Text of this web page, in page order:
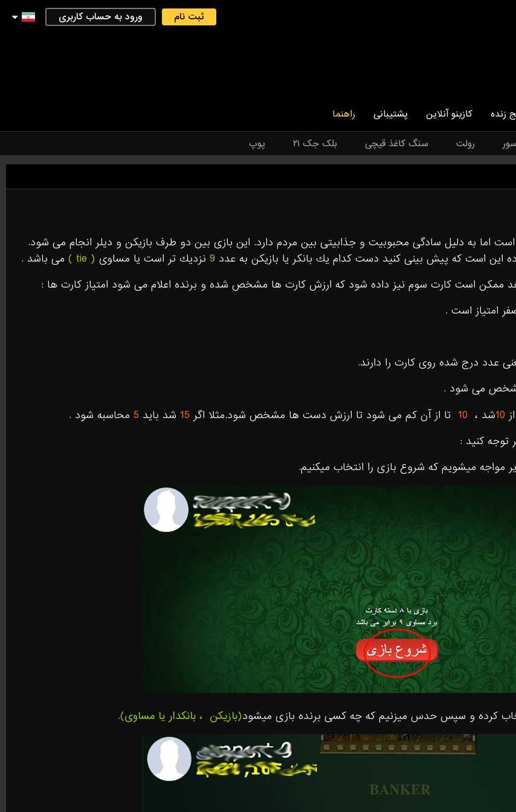
ثبت نام ورود به حساب کاربری
زنده کازینو آنلاین پشتیبانی راهنما
رولت سنگ کاغذ قیچی بلک جک ۲۱ پوپ
است اما به دليل سادگى محبوبيت و جذابيتى بين مردم دارد. اين بازى بين دو طرف بازيكن و ديلر انجام مى شود.
اين است كه پيش بينى كنيد دست كدام يك بانكر يا بازيكن به عدد 9 نزديك تر است يا مساوى ( tie )
مى باشد .
ممكن است كارت سوم نيز داده شود كه ارزش كارت ها مشخص شده و برنده اعلام مى شود امتياز كارت ها :
امتياز است .
عدد درج شده روى كارت را دارند.
مشخص مى شود .
10شد ، 10 تا از آن كم مى شود تا ارزش دست ها مشخص شود.مثلا اگر 15 شد باید 5 محاسبه شود .
توجه کنید :
مواجه میشویم که شروع بازی را انتخاب میکنیم.
کرده و سپس حدس میزنیم که چه کسی برنده بازی میشود(بازیکن ، بانکدار یا مساوی).